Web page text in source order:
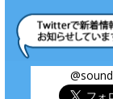
ブ